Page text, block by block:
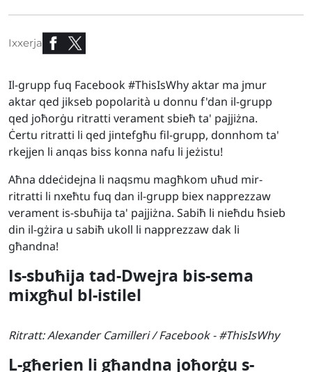
Ixxerja
Il-grupp fuq Facebook #ThisIsWhy aktar ma jmur
aktar qed jikseb popolarità u donnu f'dan il-grupp
qed joħorġu ritratti verament sbieħ ta' pajjiżna.
Ċertu ritratti li qed jintefgħu fil-grupp, donnhom ta'
rkejjen li anqas biss konna nafu li jeżistu!
Aħna ddeċidejna li naqsmu magħkom uħud mir-
ritratti li nxeħtu fuq dan il-grupp biex napprezzaw
verament is-sbuħija ta' pajjiżna. Sabiħ li nieħdu ħsieb
din il-gżira u sabiħ ukoll li napprezzaw dak li
għandna!
Is-sbuħija tad-Dwejra bis-sema
mixgħul bl-istilel
Ritratt: Alexander Camilleri / Facebook - #ThisIsWhy
L-għerien li għandna joħorġu s-